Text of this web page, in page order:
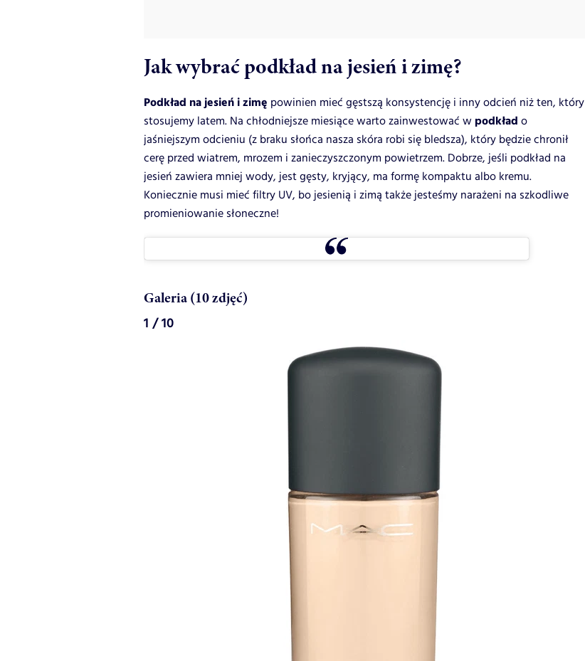
Jak wybrać podkład na jesień i zimę?
Podkład na jesień i zimę powinien mieć gęstszą konsystencję i inny odcień niż ten, który
stosujemy latem. Na chłodniejsze miesiące warto zainwestować w podkład o
jaśniejszym odcieniu (z braku słońca nasza skóra robi się bledsza), który będzie chronił
cerę przed wiatrem, mrozem i zanieczyszczonym powietrzem. Dobrze, jeśli podkład na
jesień zawiera mniej wody, jest gęsty, kryjący, ma formę kompaktu albo kremu.
Koniecznie musi mieć filtry UV, bo jesienią i zimą także jesteśmy narażeni na szkodliwe
promieniowanie słoneczne!
Galeria (10 zdjęć)
1 / 10